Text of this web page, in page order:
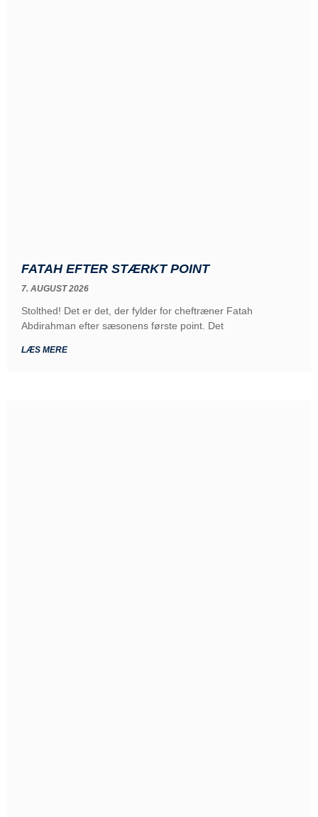
FATAH EFTER STÆRKT POINT
7. AUGUST 2026
Stolthed! Det er det, der fylder for cheftræner Fatah
Abdirahman efter sæsonens første point. Det
LÆS MERE